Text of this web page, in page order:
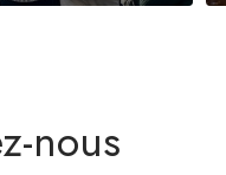
nous